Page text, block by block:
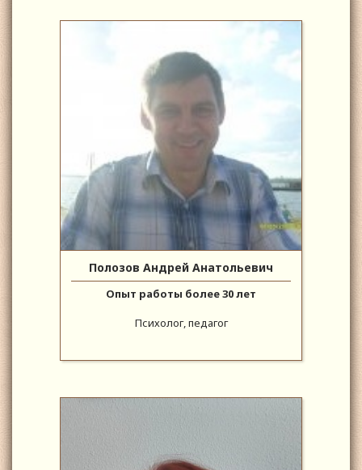
Полозов Андрей Анатольевич
Опыт работы более 30 лет
Психолог, педагог